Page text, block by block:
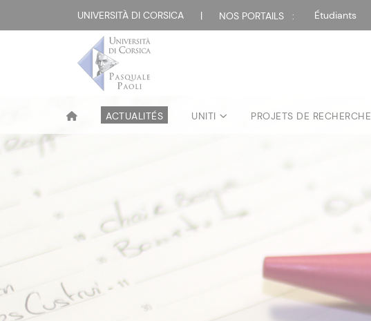
UNIVERSITÀ DI CORSICA | NOS PORTAILS : Étudiants
ACTUALITÉS UNITI PROJETS DE RECHERCHE